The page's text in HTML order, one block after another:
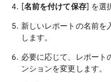
[名前を付けて保存] を選
新しいレポートの名前を
します。
必要に応じて、レポート
ンションを変更します。